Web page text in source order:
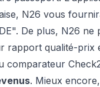
N26 vous
De plus, N26 ne
rapport qualité-prix
comparateur
. Mieux